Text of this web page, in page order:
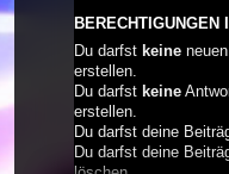
BERECHTIGUNGEN
Du darfst keine
erstellen.
Du darfst keine
erstellen.
Du darfst deine
Du darfst deine